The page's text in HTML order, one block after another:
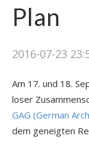
Plan
2016-07-23
Am 17. und 18.
loser
GAG (German
dem geneigten